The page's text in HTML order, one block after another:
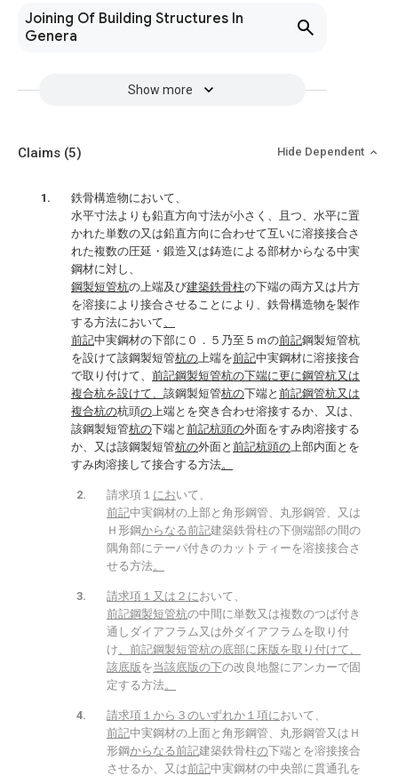
Joining Of Building Structures In
Genera
Show more
Claims (5) Hide Dependent
鉄骨構造物において、
水平寸法よりも鉛直方向寸法が小さく、且つ、水平に置
かれた単数の又は鉛直方向に合わせて互いに溶接接合さ
れた複数の圧延・鍛造又は鋳造による部材からなる中実
鋼材に対し、
鋼製短管杭の上端及び建築鉄骨柱の下端の両方又は片方
を溶接により接合させることにより、鉄骨構造物を製作
する方法において、
前記中実鋼材の下部に０．５乃至５ｍの前記鋼製短管杭
を設けて該鋼製短管杭の上端を前記中実鋼材に溶接接合
で取り付けて、 前記鋼製短管杭の下端に更に鋼管杭又は
複合杭を設けて、 該鋼製短管杭の下端と 前記鋼管杭又は
複合杭の杭頭の上端とを突き合わせ溶接するか、又は、
該鋼製短管杭の下端と 前記杭頭の外面をすみ肉溶接する
か、又は該鋼製短管杭の外面と 前記杭頭の上部内面とを
すみ肉溶接して接合する方法。
請求項１ において、
前記中実鋼材の上部と角形鋼管、丸形鋼管、又は
Ｈ形鋼からなる前記建築鉄骨柱の下側端部の間の
隅角部にテーパ付きのカットティーを溶接接合さ
せる方法。
請求項１又は２において、
前記鋼製短管杭の中間に単数又は複数のつば付き
通しダイアフラム又は外ダイアフラムを取り付
け、前記鋼製短管杭の底部に床版を取り付けて、
該底版を当該底版の下の改良地盤にアンカーで固
定する方法。
請求項１から３のいずれか１項において、
前記中実鋼材の上面と角形鋼管、丸形鋼管又はＨ
形鋼からなる前記建築鉄骨柱の下端とを溶接接合
させるか、又は前記中実鋼材の中央部に貫通孔を